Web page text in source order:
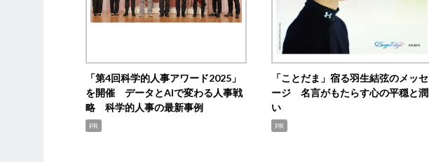
「第4回科学的人事アワード2025」
を開催 データとAIで変わる人事戦
略 科学的人事の最新事例
PR
「ことだま」宿る羽生結弦のメッセ
ージ 名言がもたらす心の平穏と潤
い
PR